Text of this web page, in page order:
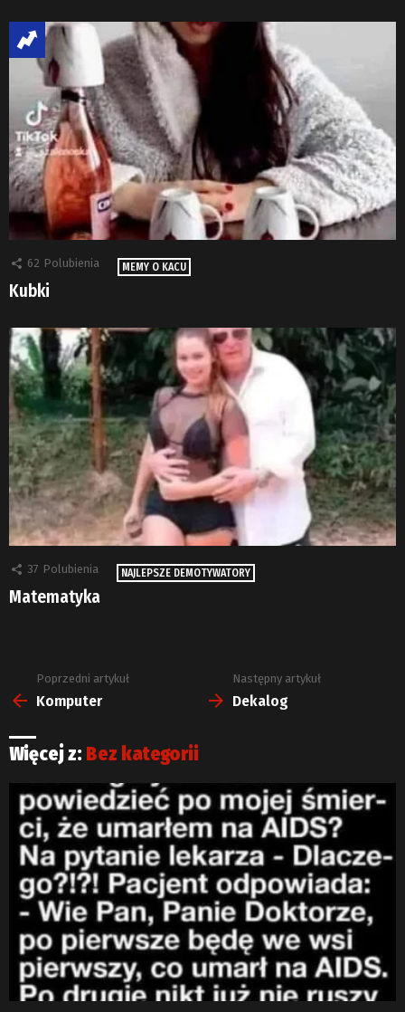
62 Polubienia MEMY O KACU
Kubki
37 Polubienia NAJLEPSZE DEMOTYWATORY
Matematyka
Zobacz
więcej
Poprzedni artykuł
Komputer
Następny artykuł
Dekalog
Więcej z: Bez kategorii